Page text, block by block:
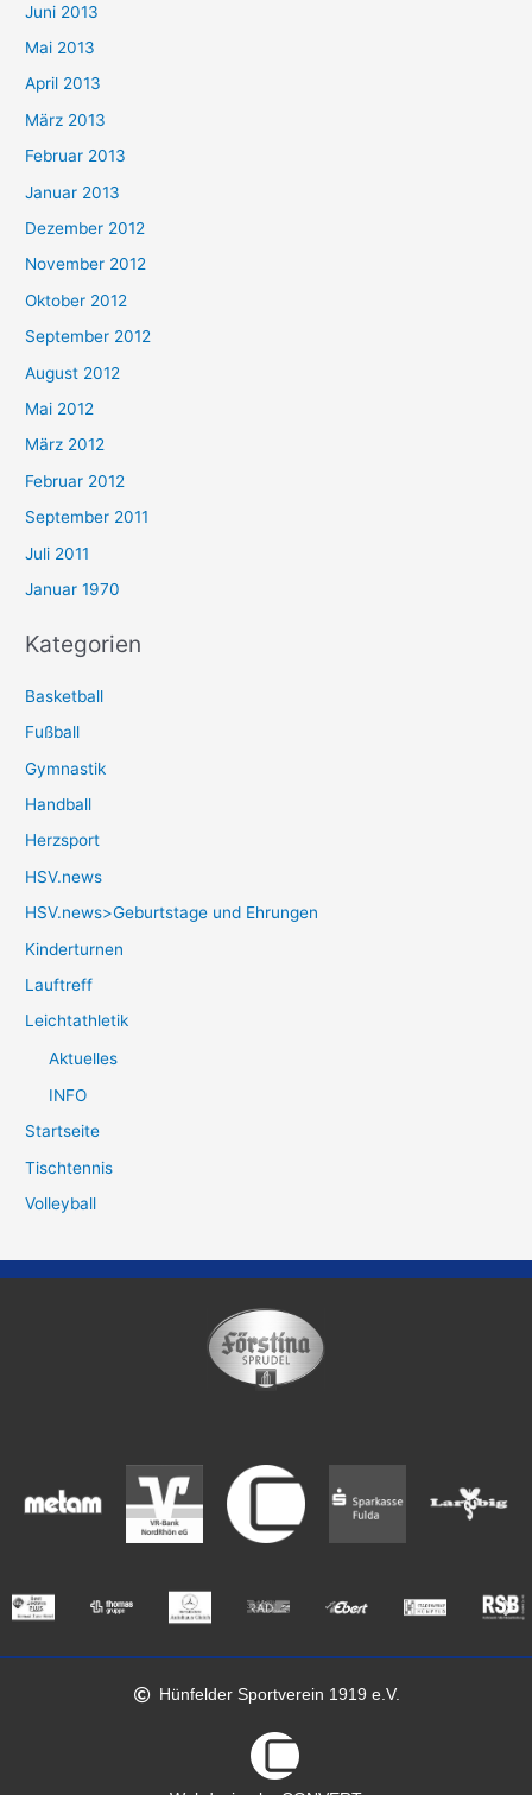
Juni 2013
Mai 2013
April 2013
März 2013
Februar 2013
Januar 2013
Dezember 2012
November 2012
Oktober 2012
September 2012
August 2012
Mai 2012
März 2012
Februar 2012
September 2011
Juli 2011
Januar 1970
Kategorien
Basketball
Fußball
Gymnastik
Handball
Herzsport
HSV.news
HSV.news>Geburtstage und Ehrungen
Kinderturnen
Lauftreff
Leichtathletik
Aktuelles
INFO
Startseite
Tischtennis
Volleyball
Hünfelder Sportverein 1919 e.V.